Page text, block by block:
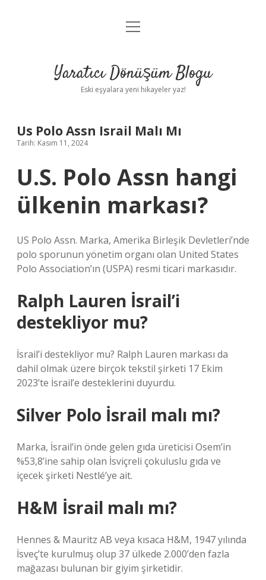
Anasayfa
Yasal Uyarı
menüyü
Yaratıcı Dönüşüm Blogu
Eski eşyalara yeni hikayeler yaz!
Us Polo Assn Israil Malı Mı
Tarih: Kasım 11, 2024
U.S. Polo Assn hangi
ülkenin markası?
US Polo Assn. Marka, Amerika Birleşik Devletleri’nde
polo sporunun yönetim organı olan United States
Polo Association’ın (USPA) resmi ticari markasıdır.
Ralph Lauren İsrail’i
destekliyor mu?
İsrail’i destekliyor mu? Ralph Lauren markası da
dahil olmak üzere birçok tekstil şirketi 17 Ekim
2023’te İsrail’e desteklerini duyurdu.
Silver Polo İsrail malı mı?
Marka, İsrail’in önde gelen gıda üreticisi Osem’in
%53,8’ine sahip olan İsviçreli çokuluslu gıda ve
içecek şirketi Nestlé’ye ait.
H&M İsrail malı mı?
Hennes & Mauritz AB veya kısaca H&M, 1947 yılında
İsveç’te kurulmuş olup 37 ülkede 2.000’den fazla
mağazası bulunan bir giyim şirketidir.